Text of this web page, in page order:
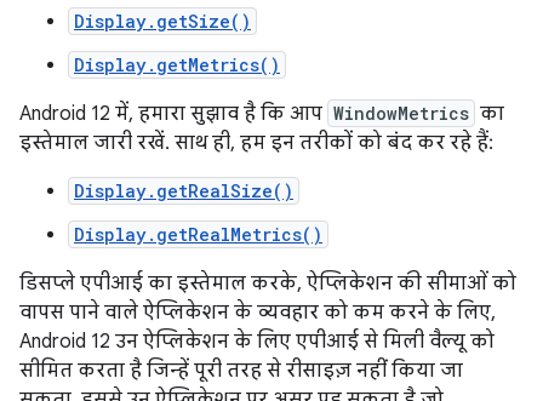
Display.getSize()
Display.getMetrics()
Android 12 में, हमारा सुझाव है कि आप WindowMetrics का
इस्तेमाल जारी रखें. साथ ही, हम इन तरीकों को बंद कर रहे हैं:
Display.getRealSize()
Display.getRealMetrics()
डिसप्ले एपीआई का इस्तेमाल करके, ऐप्लिकेशन की सीमाओं को
वापस पाने वाले ऐप्लिकेशन के व्यवहार को कम करने के लिए,
Android 12 उन ऐप्लिकेशन के लिए एपीआई से मिली वैल्यू को
सीमित करता है जिन्हें पूरी तरह से रीसाइज़ नहीं किया जा